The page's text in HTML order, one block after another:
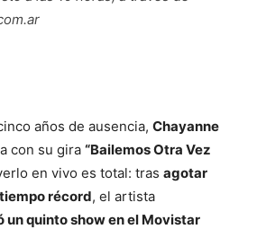
años de ausencia, Chayanne
con su gira “Bailemos Otra Vez
en vivo es total: tras agotar
récord, el artista
un quinto show en el Movistar